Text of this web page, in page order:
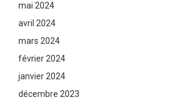
mai 2024
avril 2024
mars 2024
février 2024
janvier 2024
décembre 2023